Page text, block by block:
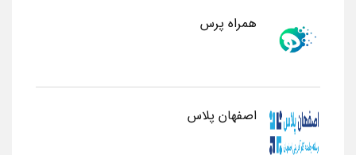
همراه پرس
اصفهان پلاس